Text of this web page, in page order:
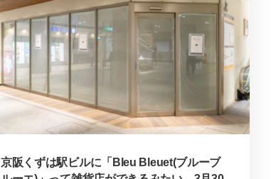
京阪くずは駅ビルに「Bleu Bleuet(ブルーブ